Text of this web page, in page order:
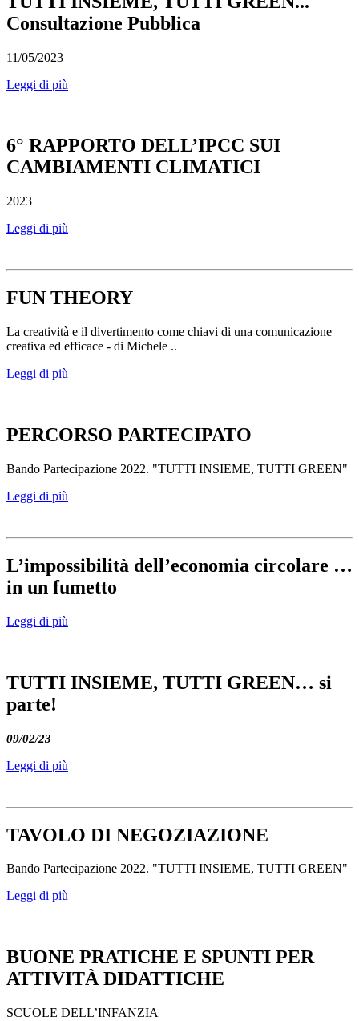
Consultazione Pubblica
11/05/2023
Leggi di più
6° RAPPORTO DELL’IPCC SUI
CAMBIAMENTI CLIMATICI
2023
Leggi di più
FUN THEORY
La creatività e il divertimento come chiavi di una comunicazione
creativa ed efficace - di Michele ..
Leggi di più
PERCORSO PARTECIPATO
Bando Partecipazione 2022. "TUTTI INSIEME, TUTTI GREEN"
Leggi di più
L’impossibilità dell’economia circolare …
in un fumetto
Leggi di più
TUTTI INSIEME, TUTTI GREEN… si
parte!
09/02/23
Leggi di più
TAVOLO DI NEGOZIAZIONE
Bando Partecipazione 2022. "TUTTI INSIEME, TUTTI GREEN"
Leggi di più
BUONE PRATICHE E SPUNTI PER
ATTIVITÀ DIDATTICHE
SCUOLE DELL’INFANZIA